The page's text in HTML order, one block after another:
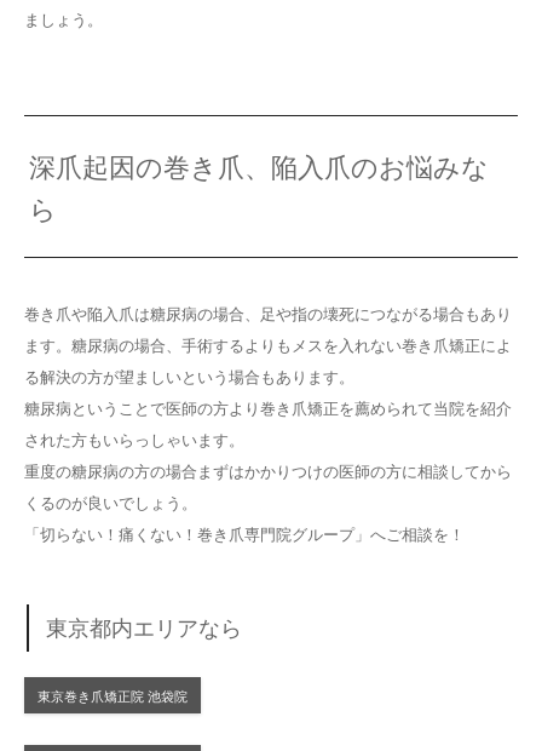
ましょう。
深爪起因の巻き爪、陥入爪のお悩みな
ら
巻き爪や陥入爪は糖尿病の場合、足や指の壊死につながる場合もあり
ます。糖尿病の場合、手術するよりもメスを入れない巻き爪矯正によ
る解決の方が望ましいという場合もあります。
糖尿病ということで医師の方より巻き爪矯正を薦められて当院を紹介
された方もいらっしゃいます。
重度の糖尿病の方の場合まずはかかりつけの医師の方に相談してから
くるのが良いでしょう。
「切らない！痛くない！巻き爪専門院グループ」へご相談を！
東京都内エリアなら
東京巻き爪矯正院 池袋院